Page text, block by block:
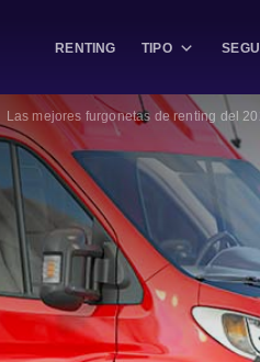
RENTING TIPO
Las mejores furgonetas de renting del